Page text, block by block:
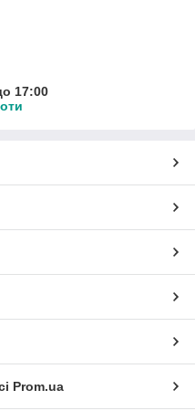
17:00
Prom.ua